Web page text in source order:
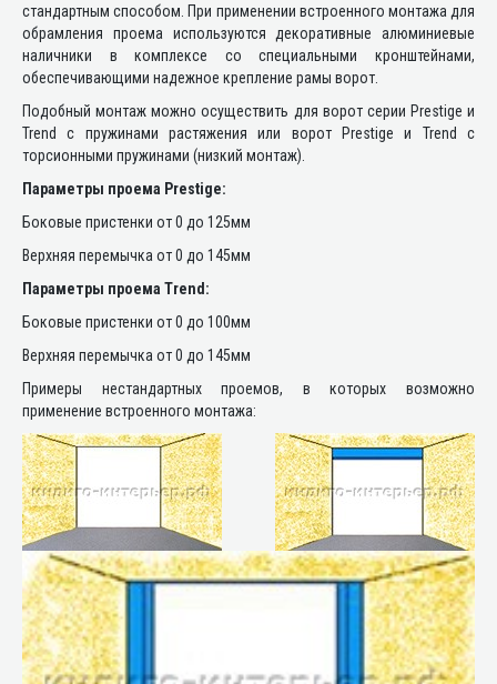
стандартным способом. При применении встроенного монтажа для
обрамления проема используются декоративные алюминиевые
наличники в комплексе со специальными кронштейнами,
обеспечивающими надежное крепление рамы ворот.
Подобный монтаж можно осуществить для ворот серии Prestige и
Trend с пружинами растяжения или ворот Prestige и Trend с
торсионными пружинами (низкий монтаж).
Параметры проема Prestige:
Боковые пристенки от 0 до 125мм
Верхняя перемычка от 0 до 145мм
Параметры проема Trend:
Боковые пристенки от 0 до 100мм
Верхняя перемычка от 0 до 145мм
Примеры нестандартных проемов, в которых возможно
применение встроенного монтажа: